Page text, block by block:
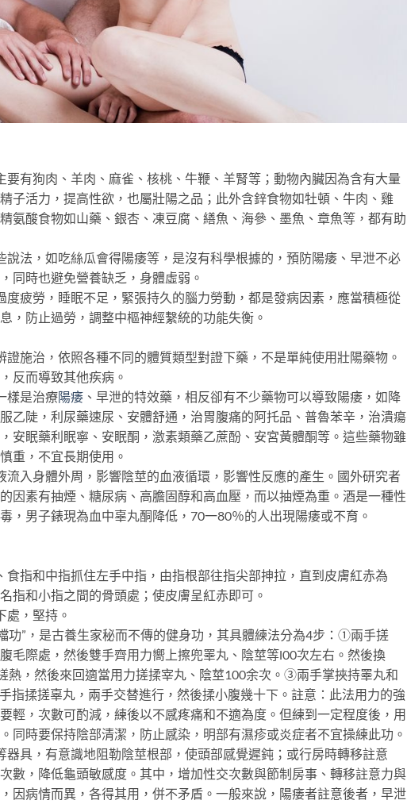
有狗肉、羊肉、麻雀、核桃、牛鞭、羊腎等；動物內臟因為含有大量
子活力，提高性欲，也屬壯陽之品；此外含鋅食物如牡頓、牛肉、雞
氨酸食物如山藥、銀杏、凍豆腐、繕魚、海參、墨魚、章魚等，都有助
法，如吃絲瓜會得陽痿等，是沒有科學根據的，預防陽痿、早泄不必
同時也避免營養缺乏，身體虛弱。
疲勞，睡眠不足，緊張持久的腦力勞動，都是發病因素，應當積極從
，防止過勞，調整中樞神經繫統的功能失衡。
治，依照各種不同的體質類型對證下藥，不是單純使用壯陽藥物。
反而導致其他疾病。
是治療陽痿 、早泄的特效藥，相反卻有不少藥物可以導致陽痿，如降
乙陡，利尿藥速尿、安體舒通，治胃腹痛的阿托品、普魯苯辛，治潰瘍
安眠藥利眠寧、安眠酮，激素類藥乙蔗酚、安宮黃體酮等。這些藥物雖
重，不宜長期使用。
入身體外周，影響陰莖的血液循環，影響性反應的產生。國外研究者
因素有抽煙、糖尿病、高膽固醇和高血壓，而以抽煙為重。酒是一種性
，男子錶現為血中辜丸酮降低，70一80％的人出現陽痿或不育。
指和中指抓住左手中指，由指根部往指尖部抻拉，直到皮膚紅赤為
指和小指之間的骨頭處；使皮膚呈紅赤即可。
，堅持。
”，是古養生家秘而不傳的健身功，其具體練法分為4步：①兩手搓
毛際處，然後雙手齊用力嚮上擦兜睪丸、陰莖等l00次左右。然後換
，然後來回適當用力搓揉宰丸、陰莖100余次。③兩手掌挾持睪丸和
揉搓辜丸，兩手交替進行，然後揉小腹幾十下。註意：此法用力的強
輕，次數可酌減，練後以不感疼痛和不適為度。但練到一定程度後，用
同時要保持陰部清潔，防止感染，明部有濕疹或炎症者不宜操練此功。
具，有意識地阻勒陰莖根部，使頭部感覺遲鈍；或行房時轉移註意
數，降低龜頭敏感度。其中，增加性交次數與節制房事、轉移註意力與
因病情而異，各得其用，併不矛盾。一般來說，陽痿者註意後者，早泄